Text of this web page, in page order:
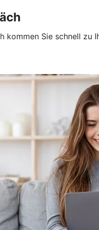
kommen Sie schnell